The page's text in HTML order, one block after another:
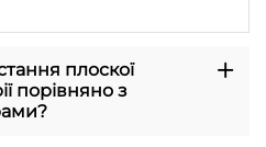
плоскої
порівняно з